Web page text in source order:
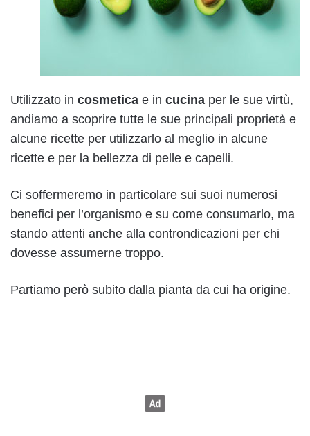
Utilizzato in cosmetica e in cucina per le sue virtù,
andiamo a scoprire tutte le sue principali proprietà e
alcune ricette per utilizzarlo al meglio in alcune
ricette e per la bellezza di pelle e capelli.
Ci soffermeremo in particolare sui suoi numerosi
benefici per l’organismo e su come consumarlo, ma
stando attenti anche alla controndicazioni per chi
dovesse assumerne troppo.
Partiamo però subito dalla pianta da cui ha origine.